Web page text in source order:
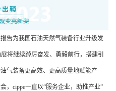
告为我国石油天然气装备行业升级发
将继续踔厉奋发、勇毅前行，搭建引
气装备更高效、更高质量地赋能产
，cippe一直以“服务企业，助推产业”